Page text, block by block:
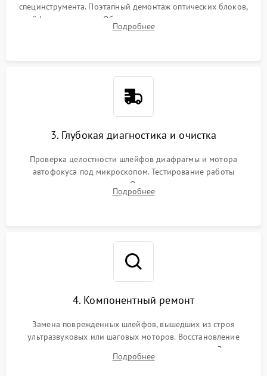
специнструмента. Поэтапный демонтаж оптических блоков,
шлейфов и приводов. Обязательная маркировка положения
линзовых групп для сохранения заводской центровки при
Подробнее
3. Глубокая диагностика и очистка
Проверка целостности шлейфов диафрагмы и мотора
автофокуса под микроскопом. Тестирование работы
электромагнитного привода. Очистка оптических элементов
от пыли, следов влаги и грибка спецрастворами без
Подробнее
4. Компонентный ремонт
Замена поврежденных шлейфов, вышедших из строя
ультразвуковых или шаговых моторов. Восстановление
геометрии направляющих при заклинивании зума. Замена
неисправного блока диафрагмы, датчиков положения или
Подробнее